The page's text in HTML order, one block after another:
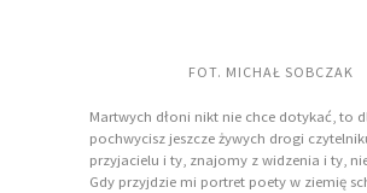
FOT. MICHAŁ SOBCZAK
Martwych dłoni nikt nie chce dotykać, to
pochwycisz jeszcze żywych drogi
przyjacielu i ty, znajomy z widzenia i ty,
Gdy przyjdzie mi portret poety w ziemię